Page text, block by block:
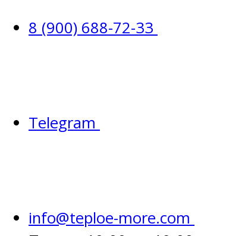
8 (900) 688-72-33
Telegram
info@teploe-more.com